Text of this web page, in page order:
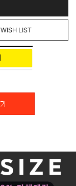
WISH LIST